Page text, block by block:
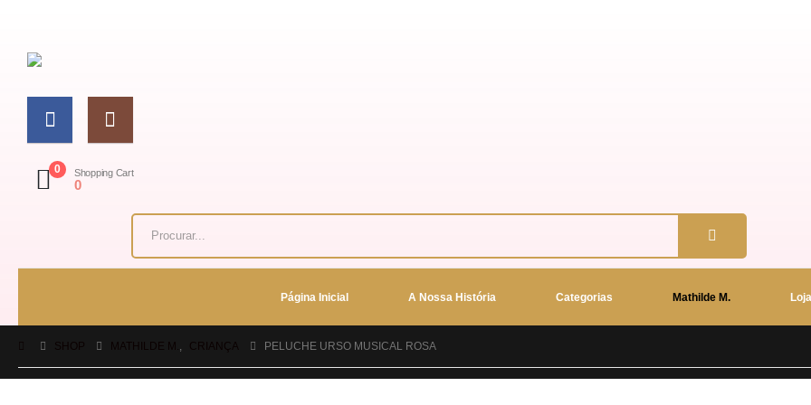
0 Shopping Cart
0
Página Inicial A Nossa História Categorias Mathilde M. Loja
, PELUCHE URSO MUSICAL ROSA